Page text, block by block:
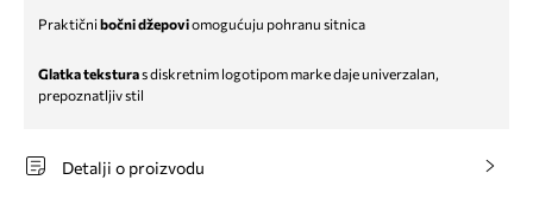
Praktičnibočni džepoviomogućuju pohranu sitnica
Glatka teksturas diskretnim logotipom marke daje univerzalan,
prepoznatljiv stil
Detalji o proizvodu